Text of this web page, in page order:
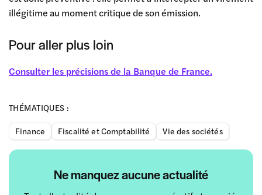
THÉMATIQUES :
Finance
Fiscalité et Comptabilité Vie des sociétés
Ne manquez aucune actualité
illégitime au moment critique de son émission.
Pour aller plus loin
Consulter les précisions de la Banque de France.